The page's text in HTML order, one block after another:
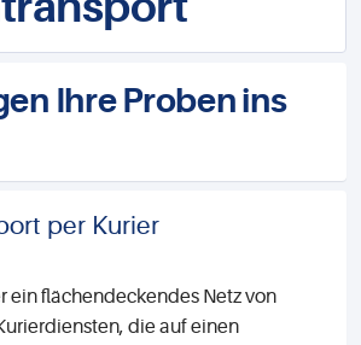
Ihre Proben ins
per Kurier
ein flächendeckendes Netz von
die auf einen